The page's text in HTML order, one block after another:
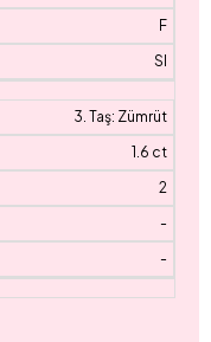
F
SI
3. Taş: Zümrüt
1.6 ct
2
-
-